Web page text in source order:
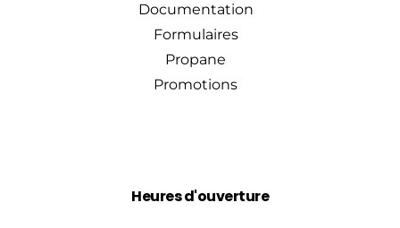
Documentation
Formulaires
Propane
Promotions
Heures d'ouverture